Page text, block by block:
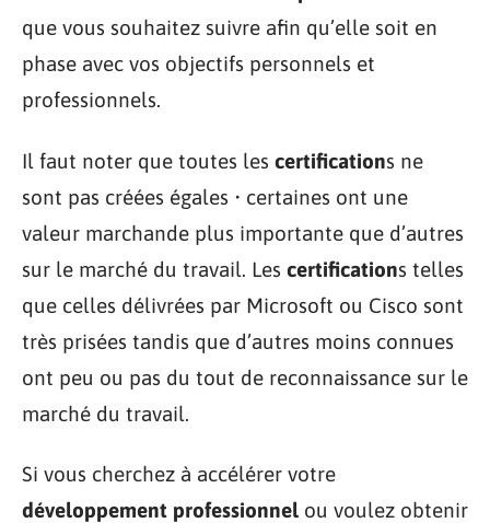
que vous souhaitez suivre afin qu’elle soit en
phase avec vos objectifs personnels et
professionnels.
Il faut noter que toutes les certifications ne
sont pas créées égales • certaines ont une
valeur marchande plus importante que d’autres
sur le marché du travail. Les certifications telles
que celles délivrées par Microsoft ou Cisco sont
très prisées tandis que d’autres moins connues
ont peu ou pas du tout de reconnaissance sur le
marché du travail.
Si vous cherchez à accélérer votre
développement professionnel ou voulez obtenir